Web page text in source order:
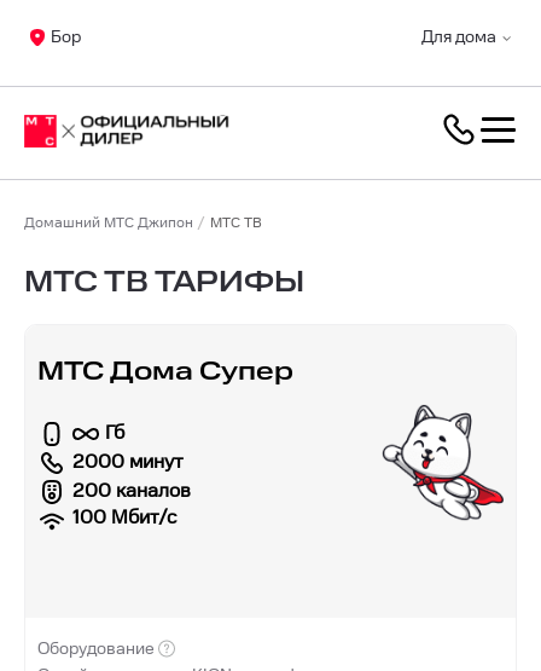
Для дома
Бор
Домашний МТС Джипон МТС ТВ
МТС ТВ ТАРИФЫ
МТС Дома Супер
Гб
2000 минут
200 каналов
100 Мбит/с
Оборудование